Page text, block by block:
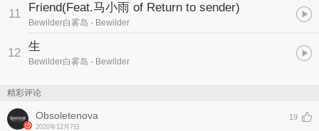
11 Friend(Feat.马小雨 of Return to sender)
Bewilder白雾岛 - Bewilder
12 生
Bewilder白雾岛 - Bewilder
精彩评论
Obsoletenova
2020年12月7日
19